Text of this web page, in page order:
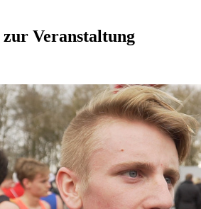
Veranstaltung